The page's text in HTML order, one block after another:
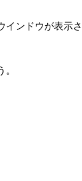
ンドウが表示さ